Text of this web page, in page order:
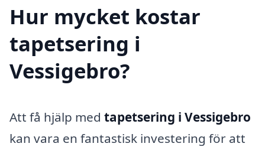
Hur mycket kostar
tapetsering i
Vessigebro?
Att få hjälp med tapetsering i Vessigebro
kan vara en fantastisk investering för att